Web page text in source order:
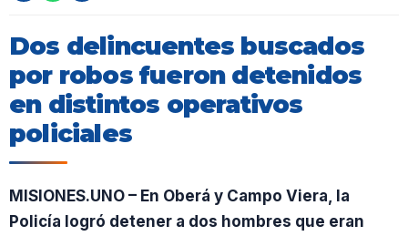
Dos delincuentes buscados
por robos fueron detenidos
en distintos operativos
policiales
MISIONES.UNO – En Oberá y Campo Viera, la
Policía logró detener a dos hombres que eran